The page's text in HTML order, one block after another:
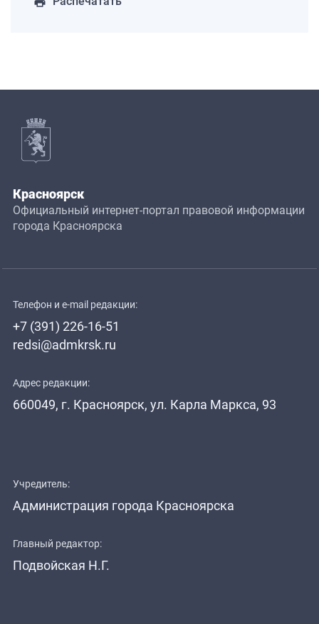
Красноярск
Официальный интернет-портал правовой информации
города Красноярска
Телефон и e-mail редакции:
+7 (391) 226-16-51
redsi@admkrsk.ru
Адрес редакции:
660049, г. Красноярск, ул. Карла Маркса, 93
Учредитель:
Администрация города Красноярска
Главный редактор:
Подвойская Н.Г.